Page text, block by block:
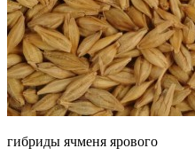
гибриды ячменя ярового